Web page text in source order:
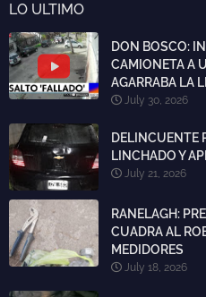
LO ULTIMO
DON BOSCO:
CAMIONETA A
AGARRABA LA
July 30, 2026
DELINCUENTE
LINCHADO Y
July 21, 2026
RANELAGH:
CUADRA AL
MEDIDORES
July 18, 2026